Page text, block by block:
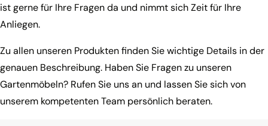
ist gerne für Ihre Fragen da und nimmt sich Zeit für Ihre
Anliegen.
Zu allen unseren Produkten finden Sie wichtige Details in der
genauen Beschreibung. Haben Sie Fragen zu unseren
Gartenmöbeln? Rufen Sie uns an und lassen Sie sich von
unserem kompetenten Team persönlich beraten.